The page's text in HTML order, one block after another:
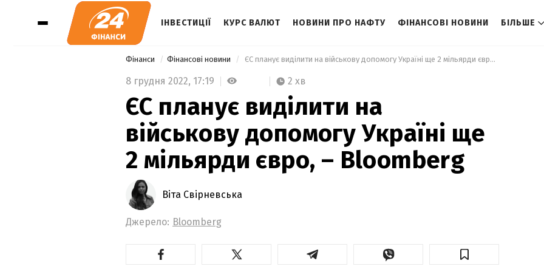
ІНВЕСТИЦІЇ КУРС ВАЛЮТ НОВИНИ ПРО НАФТУ ФІНАНСОВІ НОВИНИ БІЛЬШЕ
Фінанси Фінансові новини ЄС планує виділити на військову допомогу Україні ще 2 мільярди євро, –   Bloomberg
8 грудня 2022, 17:19 2 хв
ЄС планує виділити на
військову допомогу Україні ще
2 мільярди євро, – Bloomberg
Віта Свірневська
Джерело: Bloomberg